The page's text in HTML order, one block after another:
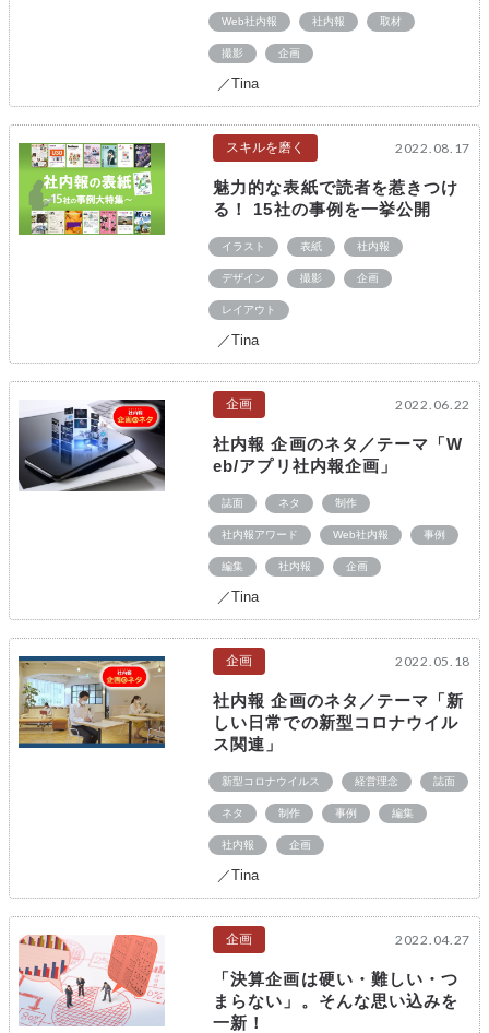
Web社内報 社内報 取材
撮影 企画
／Tina
スキルを磨く 2022.08.17
魅力的な表紙で読者を惹きつけ
る！ 15社の事例を一挙公開
イラスト 表紙 社内報
デザイン 撮影 企画
レイアウト
／Tina
企画 2022.06.22
社内報 企画のネタ／テーマ「W
eb/アプリ社内報企画」
誌面 ネタ 制作
社内報アワード Web社内報 事例
編集 社内報 企画
／Tina
企画 2022.05.18
社内報 企画のネタ／テーマ「新
しい日常での新型コロナウイル
ス関連」
新型コロナウイルス 経営理念 誌面
ネタ 制作 事例 編集
社内報 企画
／Tina
企画 2022.04.27
「決算企画は硬い・難しい・つ
まらない」。そんな思い込みを
一新！